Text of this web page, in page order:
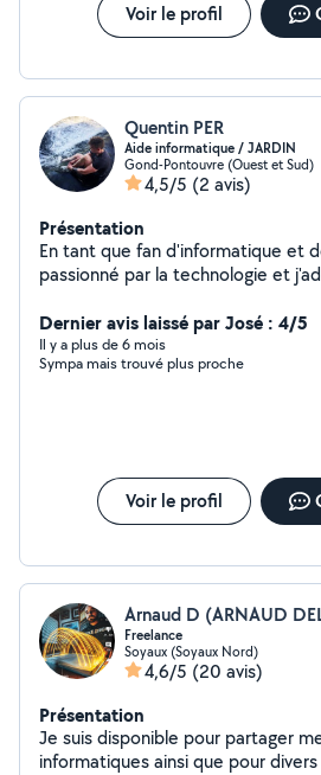
Voir le profil
Quentin PER
Aide informatique / JARDIN
Gond-Pontouvre (Ouest et Sud)
4,5/5 (2 avis)
Présentation
En tant que fan d'informatique et
passionné par la technologie et
de ces deux intérêts me donne
sur la façon dont la technologie
préserver notre environnement et
Dernier avis laissé par José : 4/5
Il y a plus de 6 mois
Sympa mais trouvé plus proche
Voir le profil
Arnaud D (ARNAUD
Freelance
Soyaux (Soyaux Nord)
4,6/5 (20 avis)
Présentation
Je suis disponible pour partager
informatiques ainsi que pour